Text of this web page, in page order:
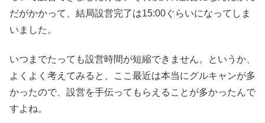
だがかかって、結局設営完了は15:00ぐらいになってしま
いました。
いつまでたっても設営時間が短縮できません。というか、
よくよく考えてみると、ここ最近は本当にグルキャンが多
かったので、設営を手伝ってもらえることが多かったんで
すよね。